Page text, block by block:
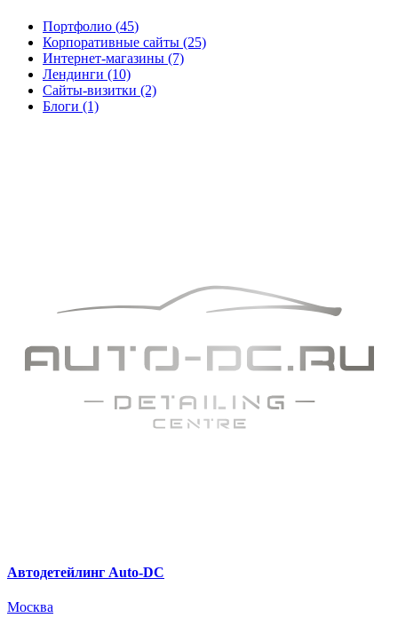
Портфолио (45)
Корпоративные сайты (25)
Интернет-магазины (7)
Лендинги (10)
Сайты-визитки (2)
Блоги (1)
Автодетейлинг Auto-DC
Москва